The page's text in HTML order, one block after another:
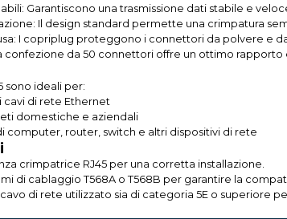
Garantiscono una trasmissione dati stabile e
Il design standard permette una crimpatura
I copriplug proteggono i connettori da polvere e
confezione da 50 connettori offre un ottimo rapporto
sono ideali per:
cavi di rete Ethernet
domestiche e aziendali
computer, router, switch e altri dispositivi di rete
crimpatrice RJ45 per una corretta installazione.
di cablaggio T568A o T568B per garantire la
di rete utilizzato sia di categoria 5E o superiore